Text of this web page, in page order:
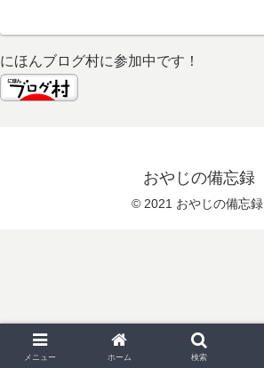
にほんブログ村に参加中です！
おやじの備忘録
© 2021 おやじの備忘録.
メニュー ホーム 検索